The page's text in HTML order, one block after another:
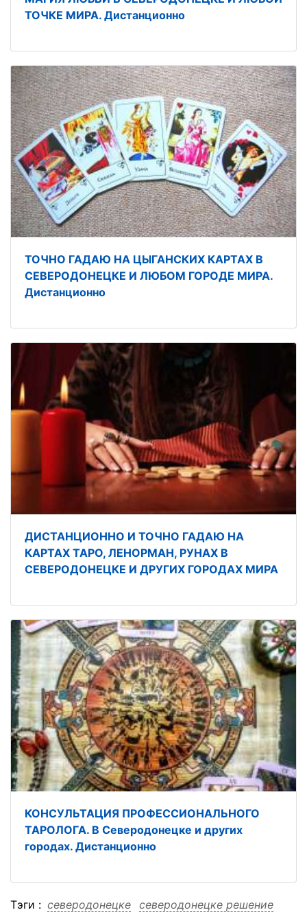
ТОЧКЕ МИРА. Дистанционно
ТОЧНО ГАДАЮ НА ЦЫГАНСКИХ КАРТАХ В
СЕВЕРОДОНЕЦКЕ И ЛЮБОМ ГОРОДЕ МИРА.
Дистанционно
ДИСТАНЦИОННО И ТОЧНО ГАДАЮ НА
КАРТАХ ТАРО, ЛЕНОРМАН, РУНАХ В
СЕВЕРОДОНЕЦКЕ И ДРУГИХ ГОРОДАХ МИРА
КОНСУЛЬТАЦИЯ ПРОФЕССИОНАЛЬНОГО
ТАРОЛОГА. В Северодонецке и других
городах. Дистанционно
Тэги : северодонецке северодонецке решение